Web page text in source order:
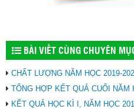
BÀI VIẾT CÙNG CHUYÊN
CHẤT LƯỢNG NĂM HỌC 2019-
TỔNG HỢP KẾT QUẢ CUỐI NĂM
KẾT QUẢ HỌC KÌ I, NĂM HỌC